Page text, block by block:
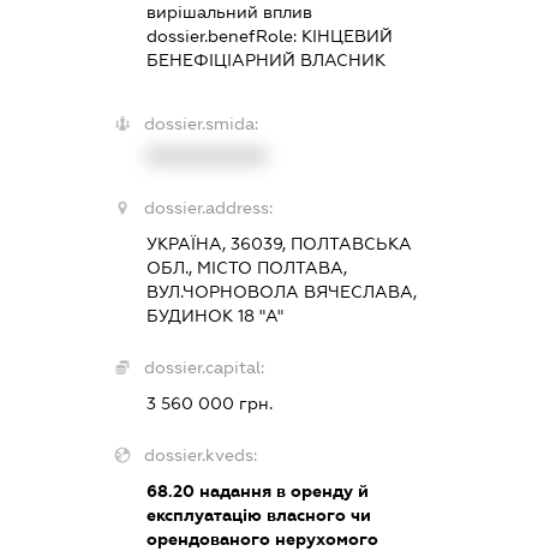
вирішальний вплив
dossier.benefRole: КІНЦЕВИЙ
БЕНЕФІЦІАРНИЙ ВЛАСНИК
dossier.smida:
dossier.address:
УКРАЇНА, 36039, ПОЛТАВСЬКА
ОБЛ., МІСТО ПОЛТАВА,
ВУЛ.ЧОРНОВОЛА ВЯЧЕСЛАВА,
БУДИНОК 18 "А"
dossier.capital:
3 560 000 грн.
dossier.kveds:
68.20 надання в оренду й
експлуатацію власного чи
орендованого нерухомого